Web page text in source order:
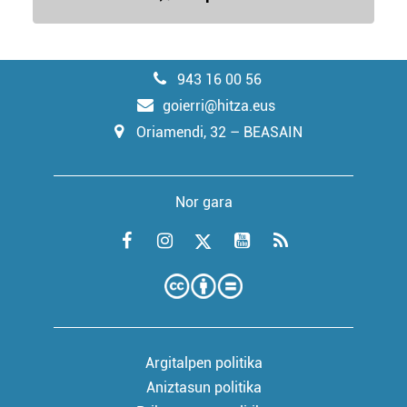
943 16 00 56
goierri@hitza.eus
Oriamendi, 32 – BEASAIN
Nor gara
Argitalpen politika
Aniztasun politika